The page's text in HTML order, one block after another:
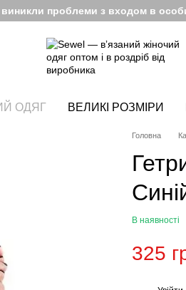
проблеми з входом в
ОДЯГ ВЕЛИКІ РОЗМІРИ
Головна
В наявності
325